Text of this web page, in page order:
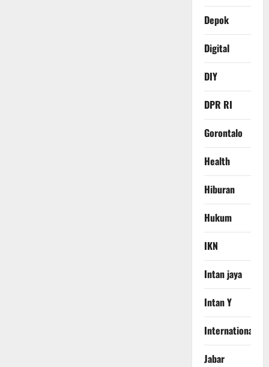
Depok
Digital
DIY
DPR RI
Gorontalo
Health
Hiburan
Hukum
IKN
Intan jaya
Intan Y
International
Jabar